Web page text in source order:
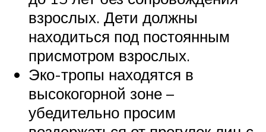
взрослых. Дети должны
находиться под постоянным
присмотром взрослых.
Эко-тропы находятся в
высокогорной зоне –
убедительно просим